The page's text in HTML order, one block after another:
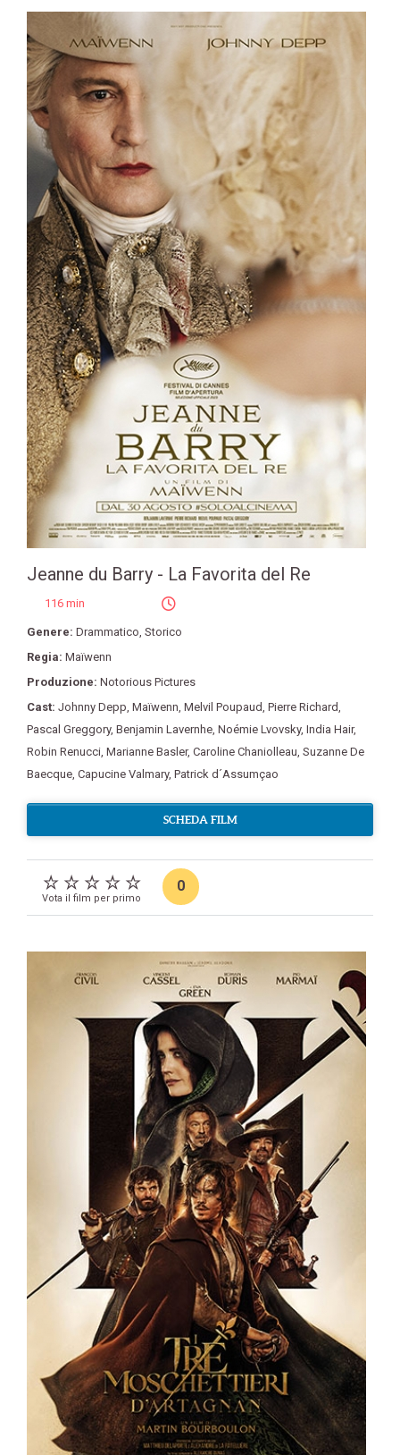
Jeanne du Barry - La Favorita del Re
116 min
Genere: Drammatico, Storico
Regia: Maïwenn
Produzione: Notorious Pictures
Cast: Johnny Depp, Maïwenn, Melvil Poupaud, Pierre Richard,
Pascal Greggory, Benjamin Lavernhe, Noémie Lvovsky, India Hair,
Robin Renucci, Marianne Basler, Caroline Chaniolleau, Suzanne De
Baecque, Capucine Valmary, Patrick d´Assumçao
SCHEDA FILM
Vota il film per primo
0